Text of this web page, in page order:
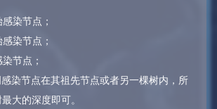
染节点；
染节点；
节点；
染节点在其祖先节点或者另一棵树内，所
大的深度即可。